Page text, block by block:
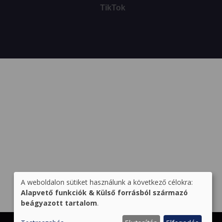
TikTok
Személyes
adatok
A weboldalon sütiket használunk a következő célokra:
Alapvető funkciók & Külső forrásból származó
beágyazott tartalom.